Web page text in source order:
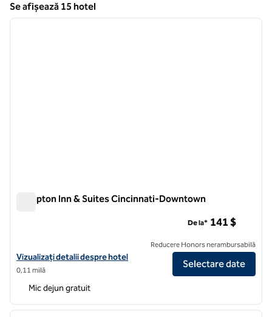
Se afișează 15 hotel
Se afișează 15 hotel
1 din 12
Hampton Inn & Suites Cincinnati-Downtown
Vizualizați detaliile hotelului Hampton Inn & Suites Cincinnati-
Vizualizați detalii despre hotel
0,11 milă
De la* 141 $
Reducere Honors nerambursabilă
Selectare date
Mic dejun gratuit